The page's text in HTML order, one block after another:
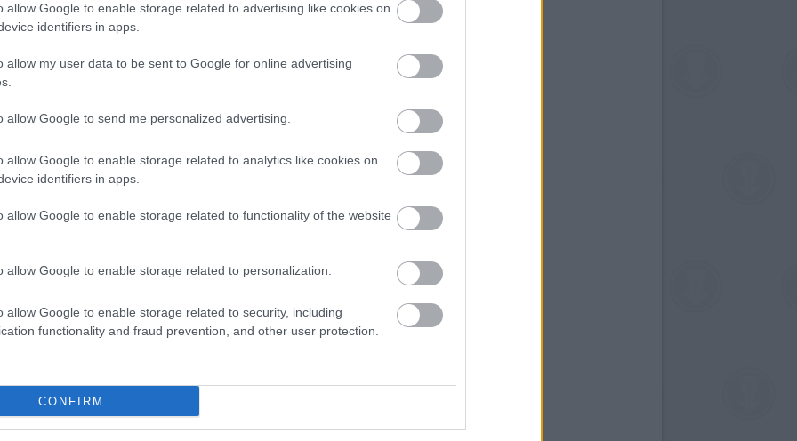
allow Google to enable storage related to advertising like cookies on
identifiers in apps.
allow my user data to be sent to Google for online advertising
allow Google to send me personalized advertising.
allow Google to enable storage related to analytics like cookies on
identifiers in apps.
allow Google to enable storage related to functionality of the website
allow Google to enable storage related to personalization.
allow Google to enable storage related to security, including
functionality and fraud prevention, and other user protection.
CONFIRM
Ják, Konyár, Bicske, Karcag, Mélykút,
Kápolnásnyék, Nagyberény,
Epöl, Apostag, Tiszadorogma, Orgovány,
Létavértes, Jászdózsa, Halimba, Zirc, Elek,
Szamosszeg, Kismaros, Ugod, Nova, Rátka,
Mozsgó, Iregszemcse, Cegléd,
Zsámbék és Magyaregregy.